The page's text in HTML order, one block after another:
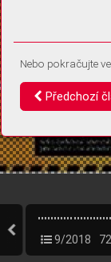
9/2018 72
Nebo pokračujte
Předchozí